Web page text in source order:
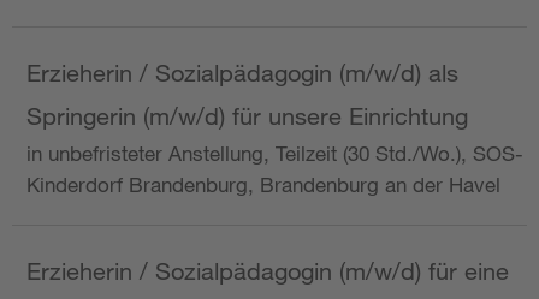
Erzieherin / Sozialpädagogin (m/w/d) als
Springerin (m/w/d) für unsere Einrichtung
in unbefristeter Anstellung, Teilzeit (30 Std./Wo.), SOS-
Kinderdorf Brandenburg, Brandenburg an der Havel
Erzieherin / Sozialpädagogin (m/w/d) für eine